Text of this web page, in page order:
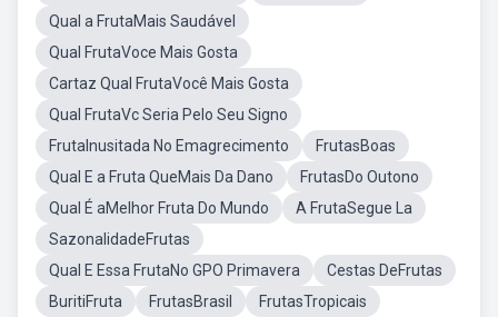
Qual a FrutaMais Saudável
Qual FrutaVoce Mais Gosta
Cartaz Qual FrutaVocê Mais Gosta
Qual FrutaVc Seria Pelo Seu Signo
FrutaInusitada No Emagrecimento
FrutasBoas
Qual E a Fruta QueMais Da Dano
FrutasDo Outono
Qual É aMelhor Fruta Do Mundo
A FrutaSegue La
SazonalidadeFrutas
Qual E Essa FrutaNo GPO Primavera
Cestas DeFrutas
BuritiFruta
FrutasBrasil
FrutasTropicais